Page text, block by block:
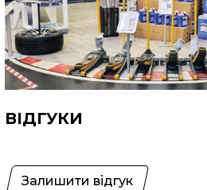
ВІДГУКИ
Залишити відгук